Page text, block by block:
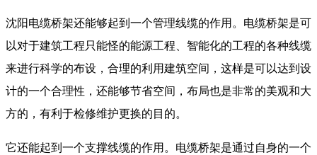
沈阳电缆桥架还能够起到一个管理线缆的作用。电缆桥架是可
以对于建筑工程只能怪的能源工程、智能化的工程的各种线缆
来进行科学的布设，合理的利用建筑空间，这样是可以达到设
计的一个合理性，还能够节省空间，布局也是非常的美观和大
方的，有利于检修维护更换的目的。
它还能起到一个支撑线缆的作用。电缆桥架是通过自身的一个